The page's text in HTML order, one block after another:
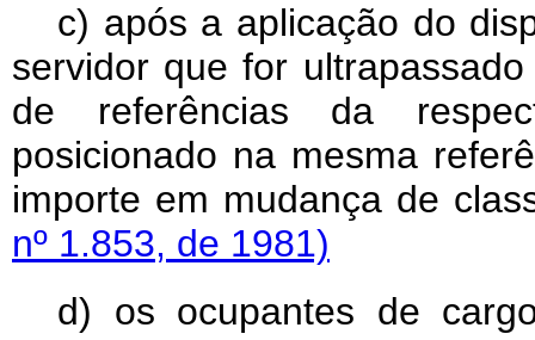
c) após a aplicação do
servidor que for
de referências da
posicionado na mesma
importe em mudança de
nº 1.853, de 1981)
d) os ocupantes de